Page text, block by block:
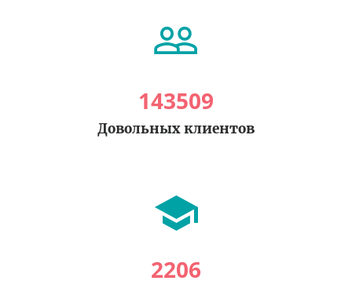
143509
Довольных клиентов
2206